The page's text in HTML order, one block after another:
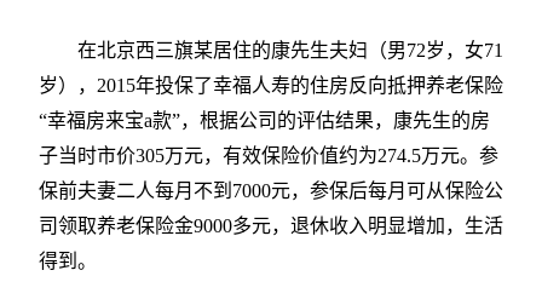
在北京西三旗某居住的康先生夫妇（男72岁，女71
岁），2015年投保了幸福人寿的住房反向抵押养老保险
“幸福房来宝a款”，根据公司的评估结果，康先生的房
子当时市价305万元，有效保险价值约为274.5万元。参
保前夫妻二人每月不到7000元，参保后每月可从保险公
司领取养老保险金9000多元，退休收入明显增加，生活
得到。